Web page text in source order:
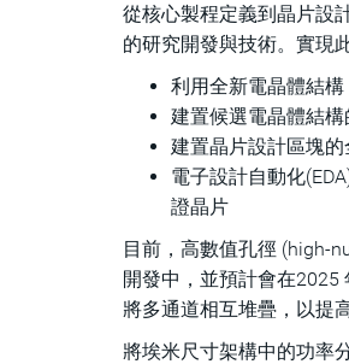
從核心製程定義到晶片設
的研究開發與技術。實現
利用全新電晶體結
建置候選電晶體結
建置晶片設計區塊
電子設計自動化
證晶片
目前，高數值孔徑 (high-
開發中，並預計會在2025
將多通道相互堆疊，以提
將埃米尺寸架構中的功率